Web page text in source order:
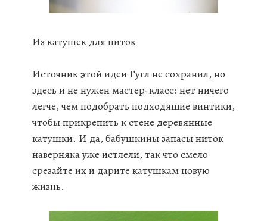
Из катушек для ниток
Источник этой идеи Гугл не сохранил, но
здесь и не нужен мастер-класс: нет ничего
легче, чем подобрать подходящие винтики,
чтобы прикрепить к стене деревянные
катушки. И да, бабушкины запасы ниток
наверняка уже истлели, так что смело
срезайте их и дарите катушкам новую
жизнь.